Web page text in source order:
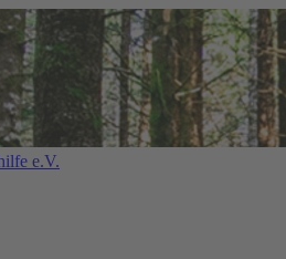
e.V.